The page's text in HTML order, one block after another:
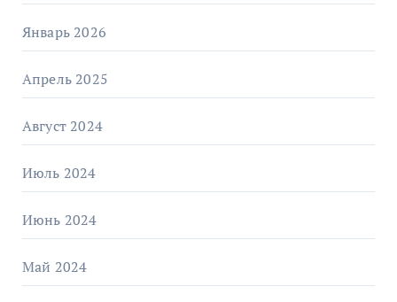
Январь 2026
Апрель 2025
Август 2024
Июль 2024
Июнь 2024
Май 2024